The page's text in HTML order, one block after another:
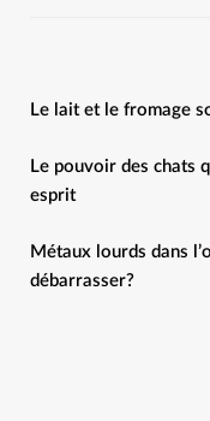
Le lait et le fromage
Le pouvoir des chats
esprit
Métaux lourds dans
débarrasser?